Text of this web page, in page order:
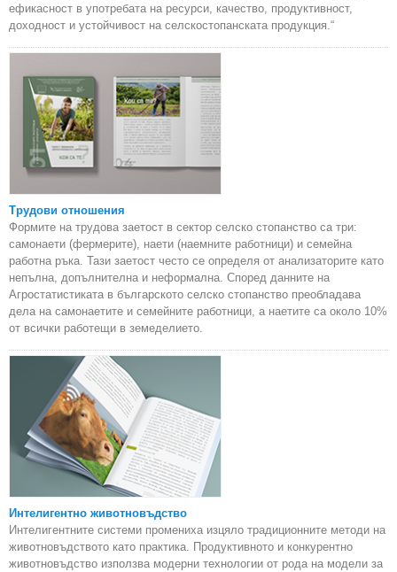
ефикасност в употребата на ресурси, качество, продуктивност,
доходност и устойчивост на селскостопанската продукция.“
Трудови отношения
Формите на трудова заетост в сектор селско стопанство са три:
самонаети (фермерите), наети (наемните работници) и семейна
работна ръка. Тази заетост често се определя от анализаторите като
непълна, допълнителна и неформална. Според данните на
Агростатистиката в българското селско стопанство преобладава
дела на самонаетите и семейните работници, а наетите са около 10%
от всички работещи в земеделието.
Интелигентно животновъдство
Интелигентните системи промениха изцяло традиционните методи на
животновъдството като практика. Продуктивното и конкурентно
животновъдство използва модерни технологии от рода на модели за